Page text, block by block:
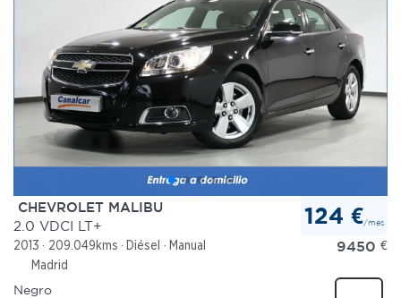
CHEVROLET MALIBU
2.0 VDCI LT+
2013 209.049kms Diésel
Manual
Madrid
124 €/mes
9450 €
Negro